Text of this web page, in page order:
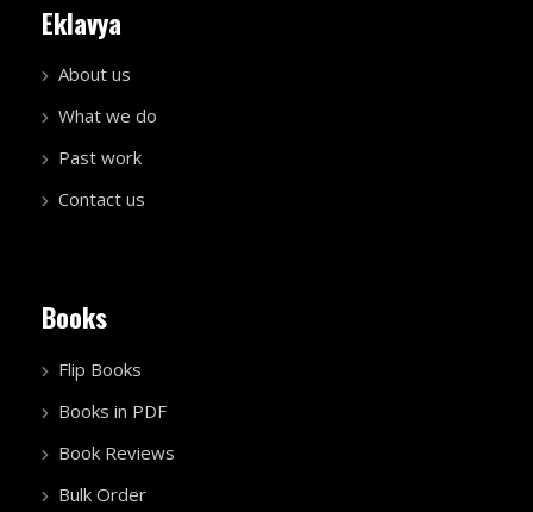
Eklavya
About us
What we do
Past work
Contact us
Books
Flip Books
Books in PDF
Book Reviews
Bulk Order